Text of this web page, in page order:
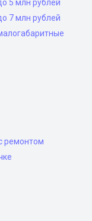
5 млн рублей
7 млн рублей
ремонтом